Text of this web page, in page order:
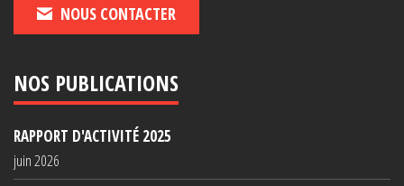
NOUS CONTACTER
NOS PUBLICATIONS
RAPPORT D'ACTIVITÉ 2025
juin 2026